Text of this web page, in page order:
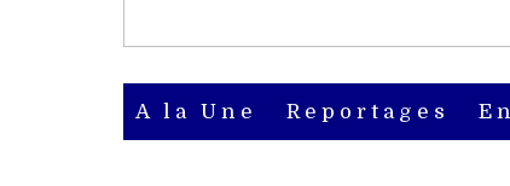
A la Une Reportages